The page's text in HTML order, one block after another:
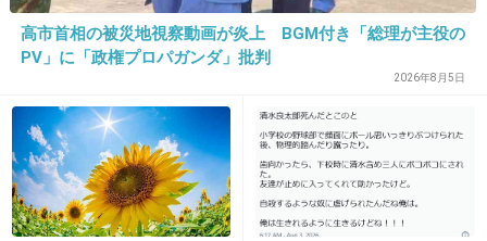
+198 -6
2014/06/16(月) 17:12:36
たしかにお前が言うなって感じ。前は浜崎あゆ
みのことも名前出さずに批判してたよね。ファ
ンから批判されるのを怖れて名指しで批判でき
高市首相の被災地視察動画が炎上 BGM付き「総理が主役の
PV」に「政権プロパガンダ」批判
2026年8月5日